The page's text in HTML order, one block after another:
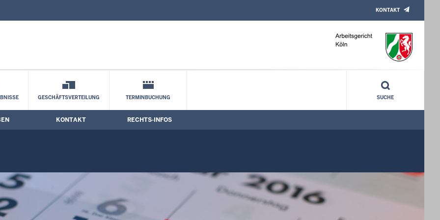
Kontaktformular
KONTAKT
GESCHÄFTSVERTEILUNG TERMINBUCHUNG SUCHE
KONTAKT RECHTS-INFOS